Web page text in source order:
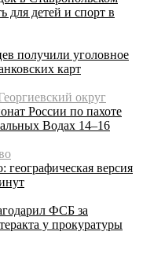
для детей и спорт в
получили уголовное
карт
округ
России по пахоте
Водах 14–16
географическая версия
ФСБ за
у прокуратуры